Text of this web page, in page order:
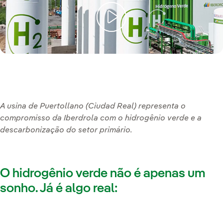
A usina de Puertollano (Ciudad Real) representa o
compromisso da Iberdrola com o hidrogênio verde e a
descarbonização do setor primário.
O hidrogênio verde não é apenas um
sonho. Já é algo real: